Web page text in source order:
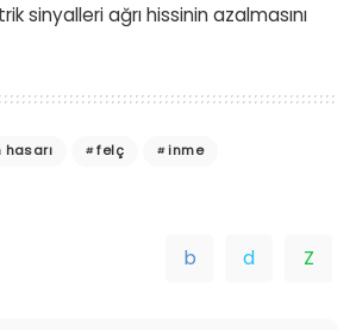
sinyalleri ağrı hissinin azalmasını
hasarı felç
inme